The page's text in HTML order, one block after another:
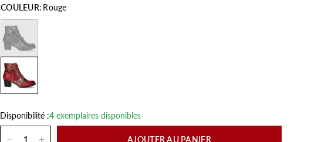
COULEUR: Rouge
Noir
Disponibilité :4 exemplaires disponibles
AJOUTER AU PANIER